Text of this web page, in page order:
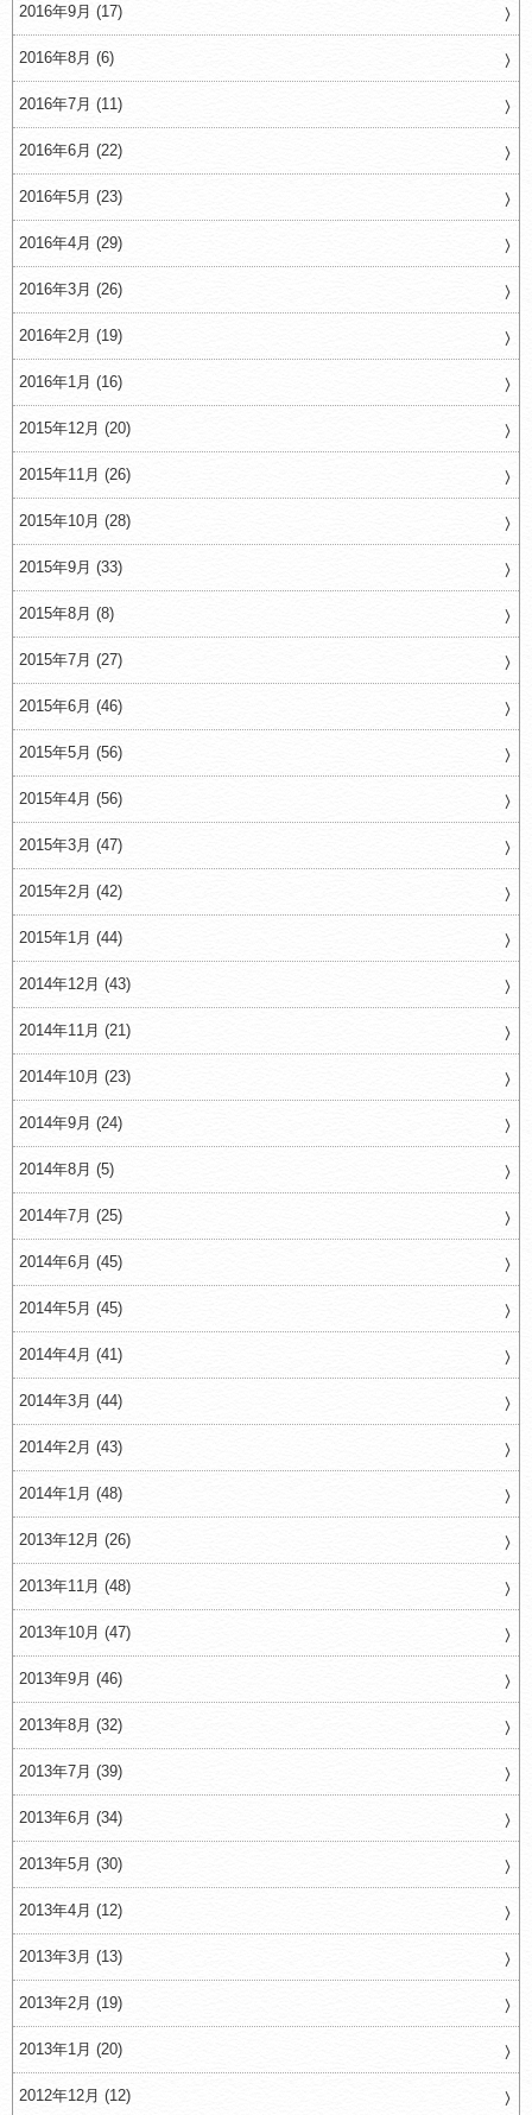
2016年9月 (17)
2016年8月 (6)
2016年7月 (11)
2016年6月 (22)
2016年5月 (23)
2016年4月 (29)
2016年3月 (26)
2016年2月 (19)
2016年1月 (16)
2015年12月 (20)
2015年11月 (26)
2015年10月 (28)
2015年9月 (33)
2015年8月 (8)
2015年7月 (27)
2015年6月 (46)
2015年5月 (56)
2015年4月 (56)
2015年3月 (47)
2015年2月 (42)
2015年1月 (44)
2014年12月 (43)
2014年11月 (21)
2014年10月 (23)
2014年9月 (24)
2014年8月 (5)
2014年7月 (25)
2014年6月 (45)
2014年5月 (45)
2014年4月 (41)
2014年3月 (44)
2014年2月 (43)
2014年1月 (48)
2013年12月 (26)
2013年11月 (48)
2013年10月 (47)
2013年9月 (46)
2013年8月 (32)
2013年7月 (39)
2013年6月 (34)
2013年5月 (30)
2013年4月 (12)
2013年3月 (13)
2013年2月 (19)
2013年1月 (20)
2012年12月 (12)